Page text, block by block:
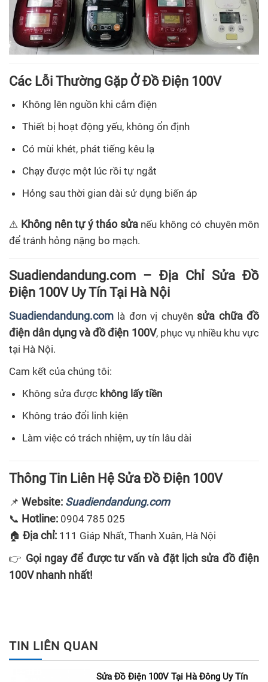
Các Lỗi Thường Gặp Ở Đồ Điện 100V
Không lên nguồn khi cắm điện
Thiết bị hoạt động yếu, không ổn định
Có mùi khét, phát tiếng kêu lạ
Chạy được một lúc rồi tự ngắt
Hỏng sau thời gian dài sử dụng biến áp
⚠ Không nên tự ý tháo sửanếu không có chuyên môn
để tránh hỏng nặng bo mạch.
Suadiendandung.com – Địa Chỉ Sửa Đồ
Điện 100V Uy Tín Tại Hà Nội
Suadiendandung.com là đơn vị chuyên sửa chữa đồ
điện dân dụng và đồ điện 100V, phục vụ nhiều khu vực
tại Hà Nội.
Cam kết của chúng tôi:
Không sửa được không lấy tiền
Không tráo đổi linh kiện
Làm việc có trách nhiệm, uy tín lâu dài
Thông Tin Liên Hệ Sửa Đồ Điện 100V
📌 Website: Suadiendandung.com
📞 Hotline: 0904 785 025
🏠 Địa chỉ: 111 Giáp Nhất, Thanh Xuân, Hà Nội
👉 Gọi ngay để được tư vấn và đặt lịch sửa đồ điện
100V nhanh nhất!
TIN LIÊN QUAN
Sửa Đồ Điện 100V Tại Hà Đông Uy Tín